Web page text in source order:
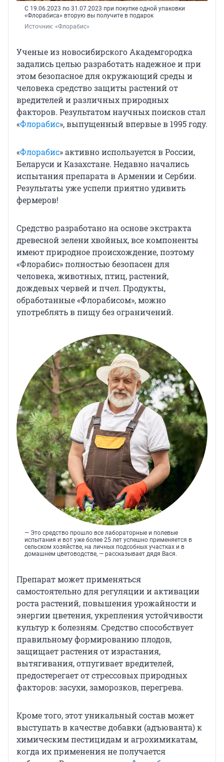
С 19.06.2023 по 31.07.2023 при покупке одной упаковки
«Флорабиса» вторую вы получите в подарок
Источник: «Флорабис»
Ученые из новосибирского Академгородка
задались целью разработать надежное и при
этом безопасное для окружающий среды и
человека средство защиты растений от
вредителей и различных природных
факторов. Результатом научных поисков стал
«Флорабис», выпущенный впервые в 1995 году.
«Флорабис» активно используется в России,
Беларуси и Казахстане. Недавно начались
испытания препарата в Армении и Сербии.
Результаты уже успели приятно удивить
фермеров!
Средство разработано на основе экстракта
древесной зелени хвойных, все компоненты
имеют природное происхождение, поэтому
«Флорабис» полностью безопасен для
человека, животных, птиц, растений,
дождевых червей и пчел. Продукты,
обработанные «Флорабисом», можно
употреблять в пищу без ограничений.
— Это средство прошло все лабораторные и полевые
испытания и вот уже более 25 лет успешно применяется в
сельском хозяйстве, на личных подсобных участках и в
домашнем цветоводстве, — рассказывает дядя Вася.
Препарат может применяться
самостоятельно для регуляции и активации
роста растений, повышения урожайности и
энергии цветения, укрепления устойчивости
культур к болезням. Средство способствует
правильному формированию плодов,
защищает растения от израстания,
вытягивания, отпугивает вредителей,
предостерегает от стрессовых природных
факторов: засухи, заморозков, перегрева.
Кроме того, этот уникальный состав может
выступать в качестве добавки (адъюванта) к
химическим пестицидам и агрохимикатам,
когда их применения не получается